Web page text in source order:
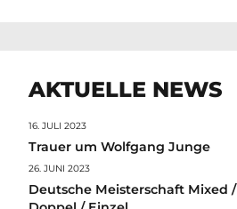
AKTUELLE NEWS
16. JULI 2023
Trauer um Wolfgang Junge
26. JUNI 2023
Deutsche Meisterschaft Mixed /